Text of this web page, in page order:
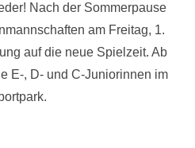
Nach der Sommerpause
am Freitag, 1.
auf die neue Spielzeit. Ab
E-, D- und C-Juniorinnen im